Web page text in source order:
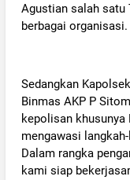
Agustian salah satu
berbagai organisasi.
‎Sedangkan
Binmas AKP P
kepolisan
mengawasi
Dalam rangka
kami siap